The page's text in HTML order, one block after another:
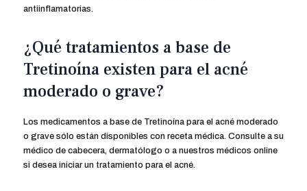
antiinflamatorias.
¿Qué tratamientos a base de
Tretinoína existen para el acné
moderado o grave?
Los medicamentos a base de Tretinoína para el acné moderado
o grave sólo están disponibles con receta médica. Consulte a su
médico de cabecera, dermatólogo o a nuestros médicos online
si desea iniciar un tratamiento para el acné.